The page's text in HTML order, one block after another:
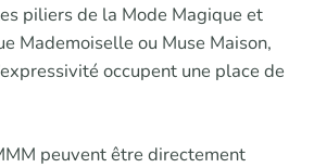
piliers de la Mode Magique et
Mademoiselle ou Muse Maison,
occupent une place de
peuvent être directement